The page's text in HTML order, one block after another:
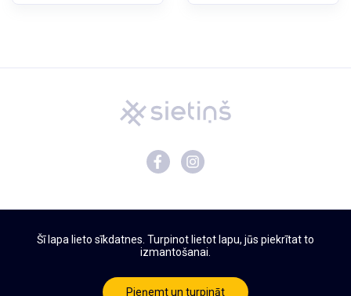
Šī lapa lieto sīkdatnes. Turpinot lietot lapu, jūs piekrītat to
izmantošanai.
Pieņemt un turpināt
Par Sietiņu
Lietošanas noteikumi